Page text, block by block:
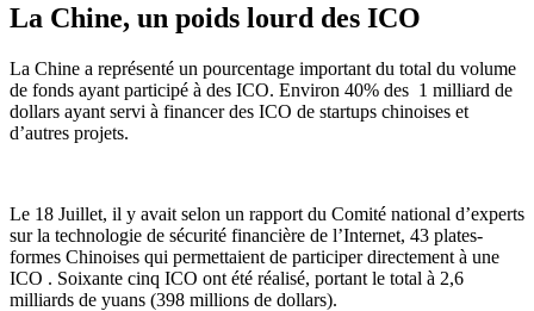
La Chine, un poids lourd des ICO
La Chine a représenté un pourcentage important du total du volume
de fonds ayant participé à des ICO. Environ 40% des 1 milliard de
dollars ayant servi à financer des ICO de startups chinoises et
d’autres projets.
Le 18 Juillet, il y avait selon un rapport du Comité national d’experts
sur la technologie de sécurité financière de l’Internet, 43 plates-
formes Chinoises qui permettaient de participer directement à une
ICO . Soixante cinq ICO ont été réalisé, portant le total à 2,6
milliards de yuans (398 millions de dollars).